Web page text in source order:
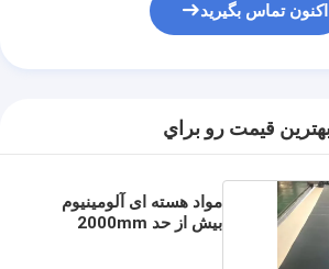
اکنون تماس بگیرید
قيمت رو براي
مواد هسته ای آلومینیوم
بیش از حد 2000mm